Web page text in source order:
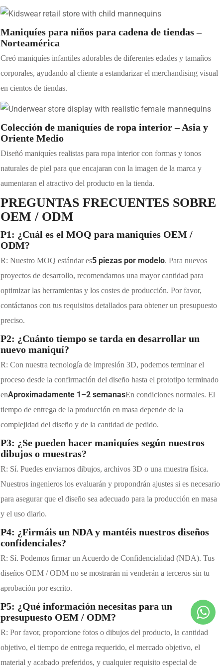
Maniquíes para niños para cadena de tiendas –
Norteamérica
Creó maniquíes infantiles adorables de diferentes edades y tamaños
corporales, ayudando al cliente a estandarizar el merchandising visual
en cientos de tiendas.
Colección de maniquíes de ropa interior – Asia y
Oriente Medio
Diseñó maniquíes realistas para ropa interior con formas y tonos
naturales de piel para que encajaran con la imagen de la marca y
aumentaran el atractivo del producto en la tienda.
PREGUNTAS FRECUENTES SOBRE
OEM / ODM
P1: ¿Cuál es el MOQ para maniquíes OEM /
ODM?
R: Nuestro MOQ estándar es5 piezas por modelo. Para nuevos
proyectos de desarrollo, recomendamos una mayor cantidad para
optimizar las herramientas y los costes de producción. Por favor,
contáctanos con tus requisitos detallados para obtener un presupuesto
preciso.
P2: ¿Cuánto tiempo se tarda en desarrollar un
nuevo maniquí?
R: Con nuestra tecnología de impresión 3D, podemos terminar el
proceso desde la confirmación del diseño hasta el prototipo terminado
enAproximadamente 1–2 semanasEn condiciones normales. El
tiempo de entrega de la producción en masa depende de la
complejidad del diseño y de la cantidad de pedido.
P3: ¿Se pueden hacer maniquíes según nuestros
dibujos o muestras?
R: Sí. Puedes enviarnos dibujos, archivos 3D o una muestra física.
Nuestros ingenieros los evaluarán y propondrán ajustes si es necesario
para asegurar que el diseño sea adecuado para la producción en masa
y el uso diario.
P4: ¿Firmáis un NDA y mantéis nuestros diseños
confidenciales?
R: Sí. Podemos firmar un Acuerdo de Confidencialidad (NDA). Tus
diseños OEM / ODM no se mostrarán ni venderán a terceros sin tu
aprobación por escrito.
P5: ¿Qué información necesitas para un
presupuesto OEM / ODM?
R: Por favor, proporcione fotos o dibujos del producto, la cantidad
objetivo, el tiempo de entrega requerido, el mercado objetivo, el
material y acabado preferidos, y cualquier requisito especial de